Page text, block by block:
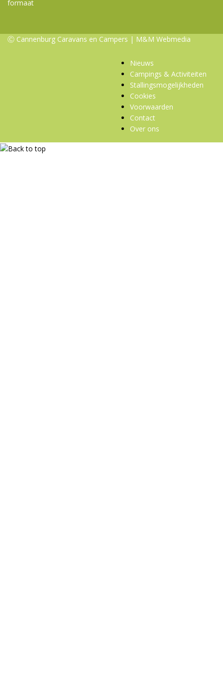
Ⓒ Cannenburg Caravans en Campers | M&M Webmedia
Nieuws
Campings & Activiteiten
Stallingsmogelijkheden
Cookies
Voorwaarden
Contact
Over ons